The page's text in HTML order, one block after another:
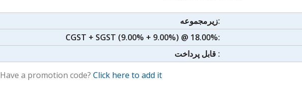
زیرمجموعه:
CGST + SGST (9.00% + 9.00%) @ 18.00%:
قابل پرداخت :
Have a promotion code?Click here to add it